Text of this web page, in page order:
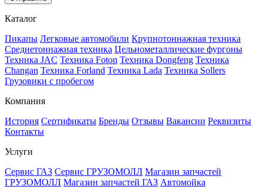
Каталог
Пикапы Легковые автомобили Крупнотоннажная техника
Среднетоннажная техника Цельнометаллические фургоны
Техника JAC Техника Foton Техника Dongfeng Техника
Changan Техника Forland Техника Lada Техника Sollers
Грузовики с пробегом
Компания
История Сертификаты Бренды Отзывы Вакансии Реквизиты
Контакты
Услуги
Сервис ГАЗ Сервис ГРУЗОМОЛЛ Магазин запчастей
ГРУЗОМОЛЛ Магазин запчастей ГАЗ Автомойка